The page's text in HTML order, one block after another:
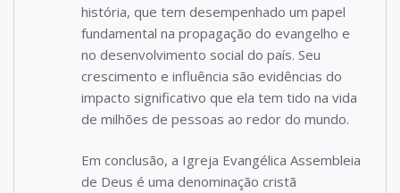
história, que tem desempenhado um papel
fundamental na propagação do evangelho e
no desenvolvimento social do país. Seu
crescimento e influência são evidências do
impacto significativo que ela tem tido na vida
de milhões de pessoas ao redor do mundo.
Em conclusão, a Igreja Evangélica Assembleia
de Deus é uma denominação cristã